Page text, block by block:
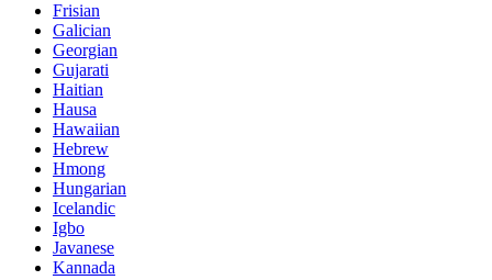
Frisian
Galician
Georgian
Gujarati
Haitian
Hausa
Hawaiian
Hebrew
Hmong
Hungarian
Icelandic
Igbo
Javanese
Kannada